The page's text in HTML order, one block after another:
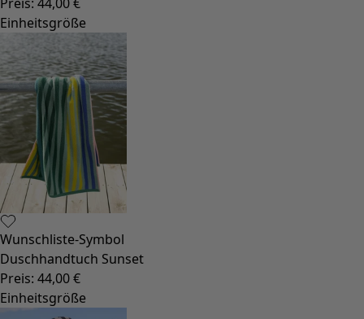
Kollektionen
Der Kimono im Fokus
Monsoon
Weite Felder
Coimbatore
Gudrun-Klassiker
Sonnenblumen für UNHCR